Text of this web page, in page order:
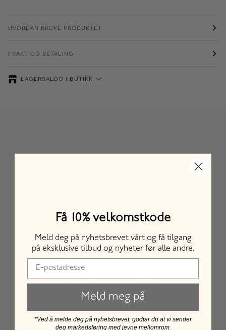
HVORDAN BRUKE PRODUKTET
FRAKT OG BETALING
LAGERSALDO I BUTIKK
BETAL MED KLARNA, VIPPS ELLER KORT
Få 10% velkomstkode
Meld deg på nyhetsbrevet vårt og få tilgang
på eksklusive tilbud og nyheter før alle andre.
Meld meg på
*Ved å melde deg på nyhetsbrevet, godtar du at vi sender
deg markedsføring med jevne mellomrom.